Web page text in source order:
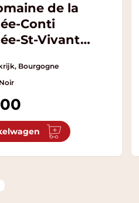
de la
Conti
St-Vivant
Bourgogne